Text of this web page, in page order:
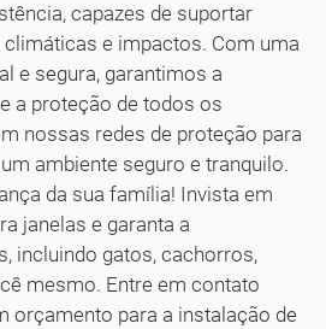
capazes de suportar
e impactos. Com uma
e segura, garantimos a
a proteção de todos os
nossas redes de proteção para
ambiente seguro e tranquilo.
da sua família! Invista em
janelas e garanta a
incluindo gatos, cachorros,
mesmo. Entre em contato
orçamento para a instalação de